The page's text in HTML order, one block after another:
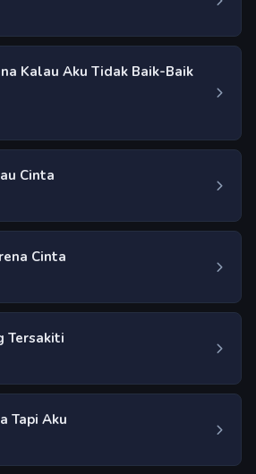
Kalau Aku Tidak Baik-Baik
Cinta
Cinta
Tersakiti
Tapi Aku